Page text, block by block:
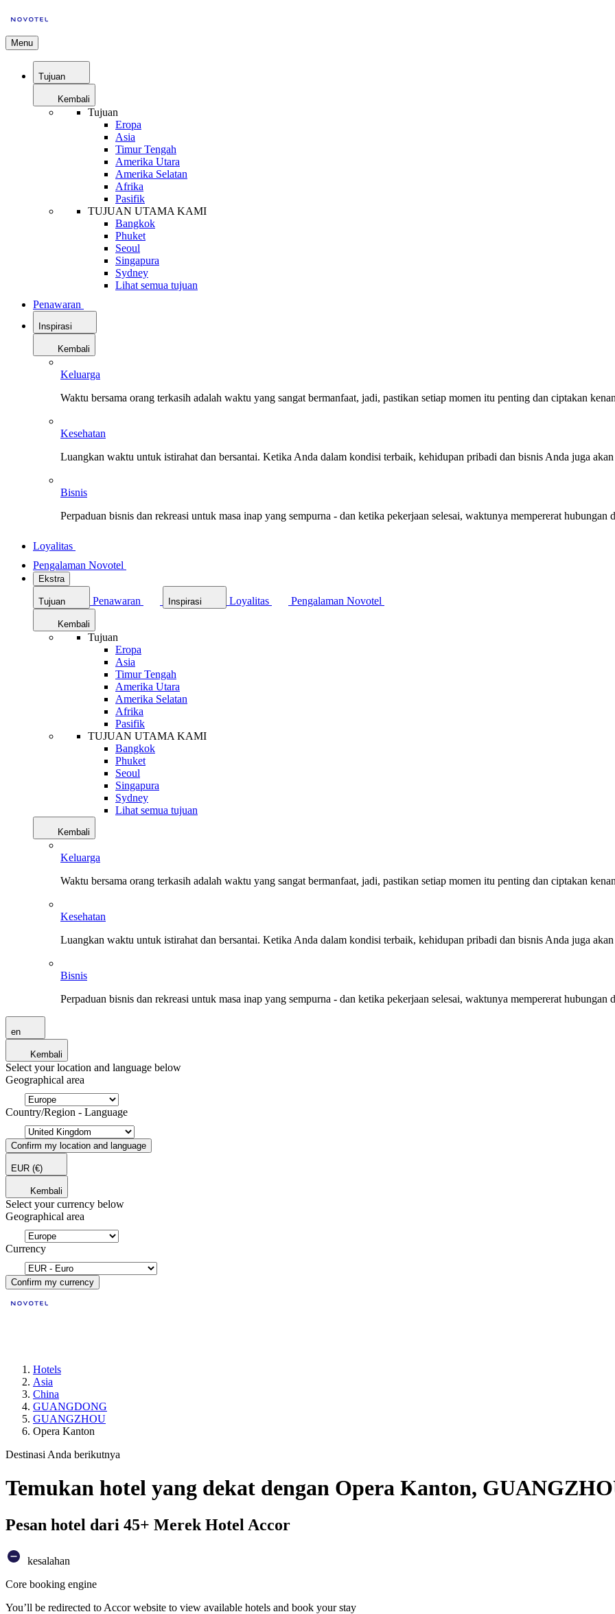
Menu
Tujuan
Kembali
Tujuan
Eropa
Asia
Timur Tengah
Amerika Utara
Amerika Selatan
Afrika
Pasifik
TUJUAN UTAMA KAMI
Bangkok
Phuket
Seoul
Singapura
Sydney
Lihat semua tujuan
Penawaran
Inspirasi
Kembali
Keluarga
Waktu bersama orang terkasih adalah waktu yang sangat bermanfaat, jadi, pastikan setiap momen itu penting dan ciptakan
Kesehatan
Luangkan waktu untuk istirahat dan bersantai. Ketika Anda dalam kondisi terbaik, kehidupan pribadi dan bisnis Anda juga
Bisnis
Perpaduan bisnis dan rekreasi untuk masa inap yang sempurna - dan ketika pekerjaan selesai, waktunya mempererat hubungan
Loyalitas
Pengalaman Novotel
Ekstra
Tujuan Penawaran Inspirasi Loyalitas Pengalaman Novotel
Kembali
Tujuan
Eropa
Asia
Timur Tengah
Amerika Utara
Amerika Selatan
Afrika
Pasifik
TUJUAN UTAMA KAMI
Bangkok
Phuket
Seoul
Singapura
Sydney
Lihat semua tujuan
Kembali
Keluarga
Waktu bersama orang terkasih adalah waktu yang sangat bermanfaat, jadi, pastikan setiap momen itu penting dan ciptakan
Kesehatan
Luangkan waktu untuk istirahat dan bersantai. Ketika Anda dalam kondisi terbaik, kehidupan pribadi dan bisnis Anda juga
Bisnis
Perpaduan bisnis dan rekreasi untuk masa inap yang sempurna - dan ketika pekerjaan selesai, waktunya mempererat hubungan
en
Kembali
Select your location and language below
Geographical area
Country/Region - Language
Confirm my location and language
EUR (€)
Kembali
Select your currency below
Geographical area
Currency
Confirm my currency
Hotels
Asia
China
GUANGDONG
GUANGZHOU
Opera Kanton
Destinasi Anda berikutnya
Temukan hotel yang dekat dengan Opera Kanton,
Pesan hotel dari 45+ Merek Hotel Accor
kesalahan
Core booking engine
You’ll be redirected to Accor website to view available hotels and book your stay